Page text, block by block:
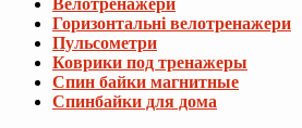
Велотренажери
Горизонтальні велотренажери
Пульсометри
Коврики под тренажеры
Спин байки магнитные
Спинбайки для дома